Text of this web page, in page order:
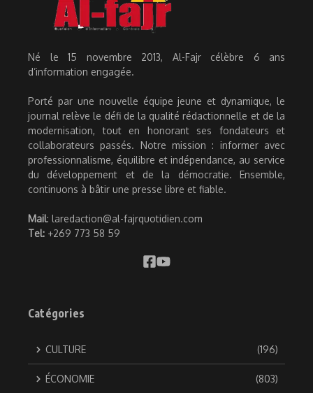
Né le 15 novembre 2013, Al-Fajr célèbre 6 ans
d’information engagée.
Porté par une nouvelle équipe jeune et dynamique, le
journal relève le défi de la qualité rédactionnelle et de la
modernisation, tout en honorant ses fondateurs et
collaborateurs passés. Notre mission : informer avec
professionnalisme, équilibre et indépendance, au service
du développement et de la démocratie. Ensemble,
continuons à bâtir une presse libre et fiable.
Mail: laredaction@al-fajrquotidien.com
Tel: +269 773 58 59
Catégories
CULTURE (196)
ÉCONOMIE (803)